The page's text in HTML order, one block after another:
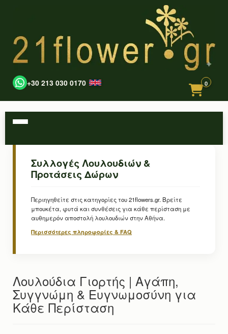
+30 213 030 0170 0
Συλλογές Λουλουδιών &
Προτάσεις Δώρων
Περιηγηθείτε στις κατηγορίες του 21flowers.gr. Βρείτε
μπουκέτα, φυτά και συνθέσεις για κάθε περίσταση με
αυθημερόν αποστολή λουλουδιών στην Αθήνα.
Περισσότερες πληροφορίες & FAQ
Λουλούδια Γιορτής | Αγάπη,
Συγγνώμη & Ευγνωμοσύνη για
Κάθε Περίσταση